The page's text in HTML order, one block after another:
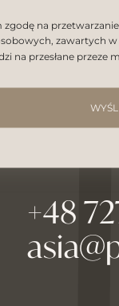
zgodę na
zawartych
na przesłane przeze
+48